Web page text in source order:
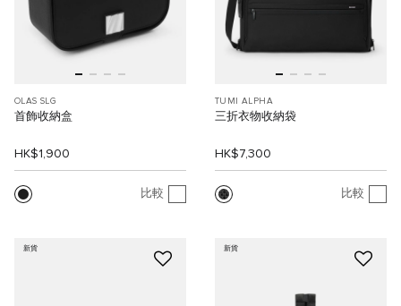
OLAS SLG
首飾收納盒
HK$1,900
比較
TUMI ALPHA
三折衣物收納袋
HK$7,300
比較
新貨 新貨